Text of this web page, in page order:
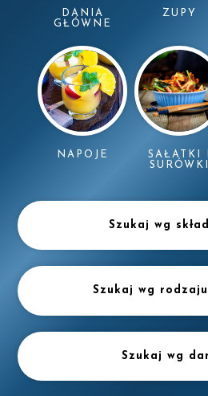
DANIA
GŁÓWNE
ZUPY
NAPOJE
SAŁATKI I
SURÓWKI
Szukaj wg
Szukaj wg
Szukaj wg